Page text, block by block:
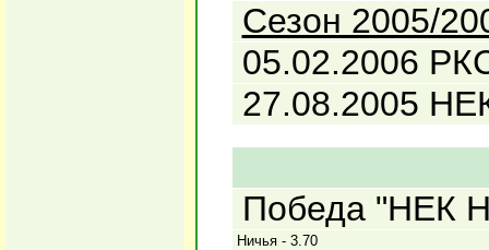
Сезон 2005/
05.02.2006
27.08.2005
Победа "НЕК
Ничья - 3.70